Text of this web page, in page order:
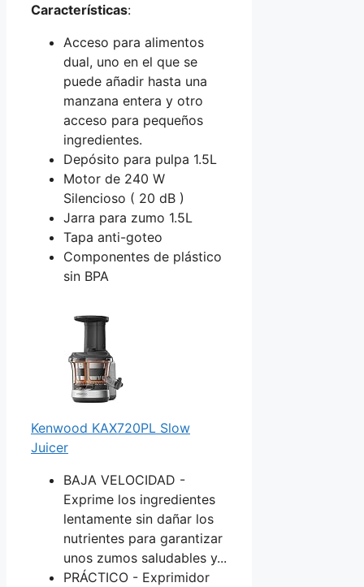
Características:
Acceso para alimentos
dual, uno en el que se
puede añadir hasta una
manzana entera y otro
acceso para pequeños
ingredientes.
Depósito para pulpa 1.5L
Motor de 240 W
Silencioso ( 20 dB )
Jarra para zumo 1.5L
Tapa anti-goteo
Componentes de plástico
sin BPA
Kenwood KAX720PL Slow
Juicer
BAJA VELOCIDAD -
Exprime los ingredientes
lentamente sin dañar los
nutrientes para garantizar
unos zumos saludables y...
PRÁCTICO - Exprimidor